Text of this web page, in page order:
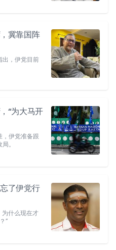
冀靠国阵
出，伊党目前
“为大马开
，伊党准备跟
。
了伊党行
为什么现在才
”